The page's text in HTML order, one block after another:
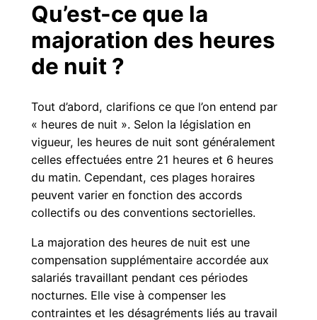
Qu’est-ce que la
majoration des heures
de nuit ?
Tout d’abord, clarifions ce que l’on entend par
« heures de nuit ». Selon la législation en
vigueur, les heures de nuit sont généralement
celles effectuées entre 21 heures et 6 heures
du matin. Cependant, ces plages horaires
peuvent varier en fonction des accords
collectifs ou des conventions sectorielles.
La majoration des heures de nuit est une
compensation supplémentaire accordée aux
salariés travaillant pendant ces périodes
nocturnes. Elle vise à compenser les
contraintes et les désagréments liés au travail